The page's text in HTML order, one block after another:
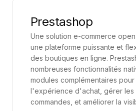
Prestashop
Une solution e-commerce
une plateforme puissante et
des boutiques en ligne.
nombreuses fonctionnalités
modules complémentaires
l'expérience d'achat, gérer les
commandes, et améliorer la